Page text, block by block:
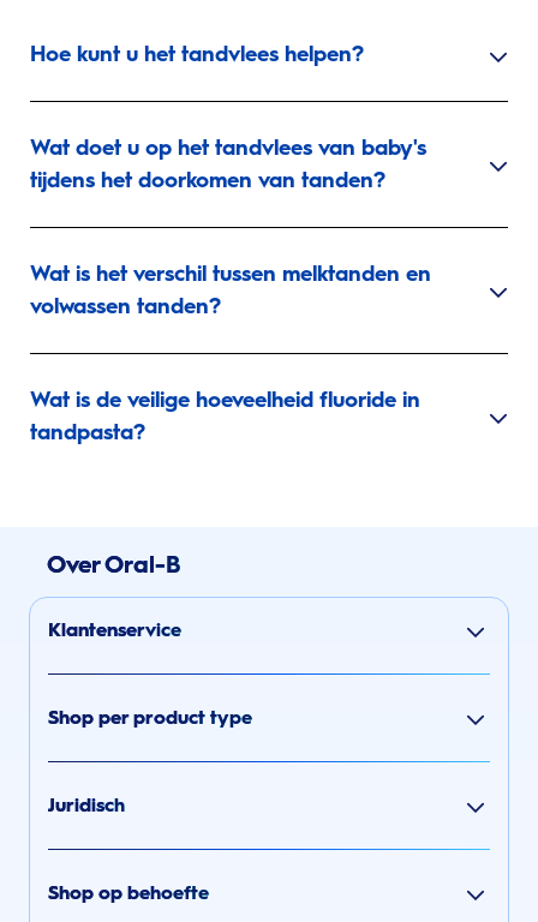
Hoe kunt u het tandvlees helpen?
Wat doet u op het tandvlees van baby's
tijdens het doorkomen van tanden?
Wat is het verschil tussen melktanden en
volwassen tanden?
Wat is de veilige hoeveelheid fluoride in
tandpasta?
Over Oral-B
Klantenservice
Shop per product type
Juridisch
Shop op behoefte